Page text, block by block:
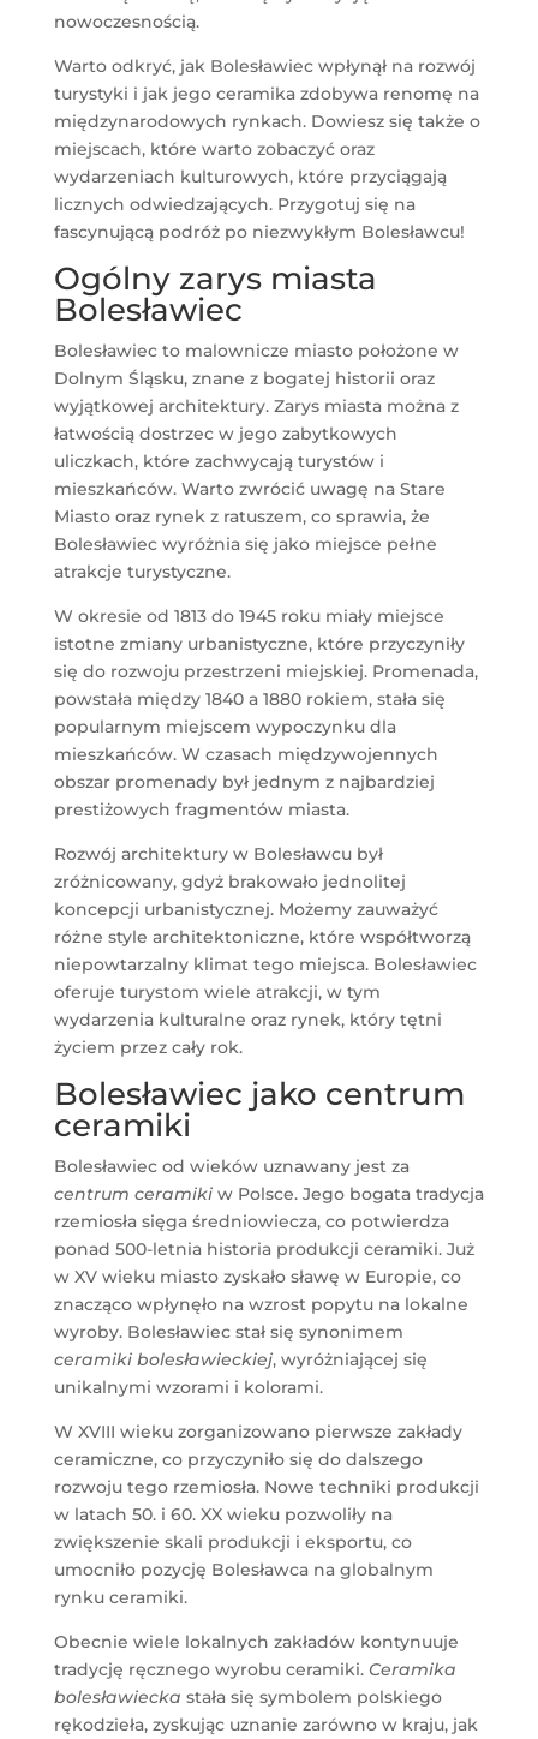
nowoczesnością.
Warto odkryć, jak Bolesławiec wpłynął na rozwój
turystyki i jak jego ceramika zdobywa renomę na
międzynarodowych rynkach. Dowiesz się także o
miejscach, które warto zobaczyć oraz
wydarzeniach kulturowych, które przyciągają
licznych odwiedzających. Przygotuj się na
fascynującą podróż po niezwykłym Bolesławcu!
Ogólny zarys miasta
Bolesławiec
Bolesławiec to malownicze miasto położone w
Dolnym Śląsku, znane z bogatej historii oraz
wyjątkowej architektury. Zarys miasta można z
łatwością dostrzec w jego zabytkowych
uliczkach, które zachwycają turystów i
mieszkańców. Warto zwrócić uwagę na Stare
Miasto oraz rynek z ratuszem, co sprawia, że
Bolesławiec wyróżnia się jako miejsce pełne
atrakcje turystyczne.
W okresie od 1813 do 1945 roku miały miejsce
istotne zmiany urbanistyczne, które przyczyniły
się do rozwoju przestrzeni miejskiej. Promenada,
powstała między 1840 a 1880 rokiem, stała się
popularnym miejscem wypoczynku dla
mieszkańców. W czasach międzywojennych
obszar promenady był jednym z najbardziej
prestiżowych fragmentów miasta.
Rozwój architektury w Bolesławcu był
zróżnicowany, gdyż brakowało jednolitej
koncepcji urbanistycznej. Możemy zauważyć
różne style architektoniczne, które współtworzą
niepowtarzalny klimat tego miejsca. Bolesławiec
oferuje turystom wiele atrakcji, w tym
wydarzenia kulturalne oraz rynek, który tętni
życiem przez cały rok.
Bolesławiec jako centrum
ceramiki
Bolesławiec od wieków uznawany jest za
centrum ceramikiw Polsce. Jego bogata tradycja
rzemiosła sięga średniowiecza, co potwierdza
ponad 500-letnia historia produkcji ceramiki. Już
w XV wieku miasto zyskało sławę w Europie, co
znacząco wpłynęło na wzrost popytu na lokalne
wyroby. Bolesławiec stał się synonimem
ceramiki bolesławieckiej, wyróżniającej się
unikalnymi wzorami i kolorami.
W XVIII wieku zorganizowano pierwsze zakłady
ceramiczne, co przyczyniło się do dalszego
rozwoju tego rzemiosła. Nowe techniki produkcji
w latach 50. i 60. XX wieku pozwoliły na
zwiększenie skali produkcji i eksportu, co
umocniło pozycję Bolesławca na globalnym
rynku ceramiki.
Obecnie wiele lokalnych zakładów kontynuuje
tradycję ręcznego wyrobu ceramiki. Ceramika
bolesławiecka stała się symbolem polskiego
rękodzieła, zyskując uznanie zarówno w kraju, jak